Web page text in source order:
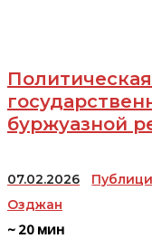
буржуазной
07.02.2026
Озджан
~ 20 мин